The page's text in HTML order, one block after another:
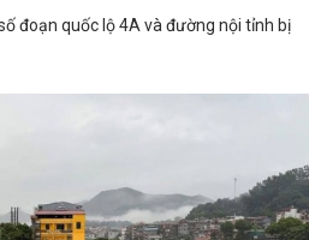
đoạn quốc lộ 4A và đường nội tỉnh bị